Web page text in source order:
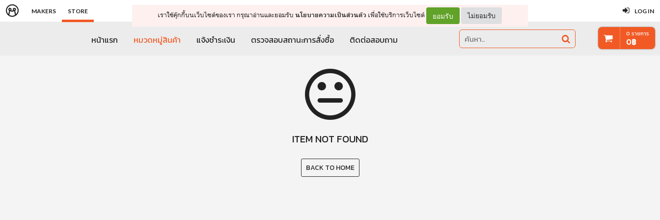
ปิด
จัดการรถเข็น ดำเนินการต่อ
MAKERS STORE LOG IN
เราใช้คุ๊กกี้บนเว็บไซต์ของเรา กรุณาอ่านและยอมรับนโยบายความเป็นส่วนตัว เพื่อใช้บริการเว็บไซต์ ยอมรับ ไม่ยอมรับ
หน้าแรก หมวดหมู่สินค้า แจ้งชำระเงิน ตรวจสอบสถานะการสั่งซื้อ ติดต่อสอบถาม
0 รายการ
0฿
ITEM NOT FOUND
BACK TO HOME